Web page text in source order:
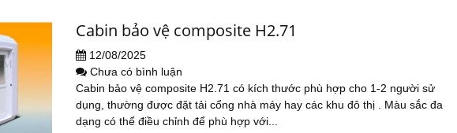
Cabin bảo vệ composite H2.71
12/08/2025
Chưa có bình luận
Cabin bảo vệ composite H2.71 có kích thước phù hợp cho 1-2 người sử
dụng, thường được đặt tải cổng nhà máy hay các khu đô thị . Màu sắc đa
dạng có thể điều chỉnh để phù hợp với...